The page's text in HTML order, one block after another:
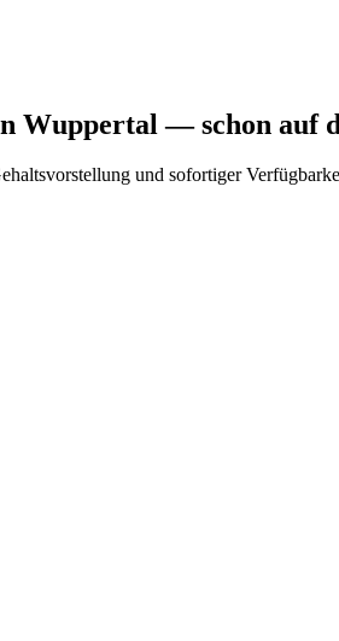
Wuppertal — schon auf
und sofortiger